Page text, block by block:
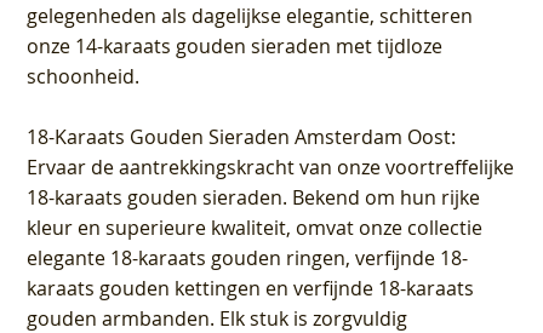
gelegenheden als dagelijkse elegantie, schitteren
onze 14-karaats gouden sieraden met tijdloze
schoonheid.
18-Karaats Gouden Sieraden Amsterdam Oost:
Ervaar de aantrekkingskracht van onze voortreffelijke
18-karaats gouden sieraden. Bekend om hun rijke
kleur en superieure kwaliteit, omvat onze collectie
elegante 18-karaats gouden ringen, verfijnde 18-
karaats gouden kettingen en verfijnde 18-karaats
gouden armbanden. Elk stuk is zorgvuldig